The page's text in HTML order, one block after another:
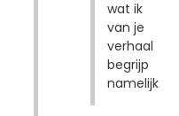
wat ik
van je
verhaal
begrijp
namelijk